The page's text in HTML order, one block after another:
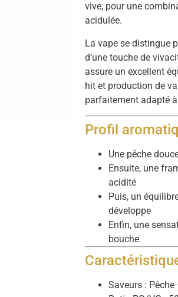
vive, pour une
acidulée.
La vape se distingue
d’une touche de
assure un excellent
hit et production de
parfaitement adapté
Profil
Une pêche
Ensuite, une
acidité
Puis, un
développe
Enfin, une
bouche
Saveurs :